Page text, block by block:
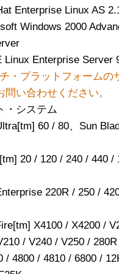
Enterprise Linux AS
Windows 2000
Enterprise Server
・プラットフォームの
問い合わせください。
・システム
60 / 80、Sun
20 / 120 / 240 / 440 /
220R / 250 /
X4100 / X4200 /
/ V240 / V250 /
/ 4800 / 4810 / 6800 /